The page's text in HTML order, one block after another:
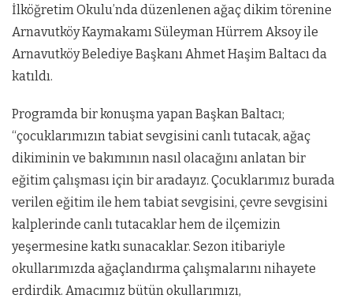
İlköğretim Okulu’nda düzenlenen ağaç dikim törenine
Arnavutköy Kaymakamı Süleyman Hürrem Aksoy ile
Arnavutköy Belediye Başkanı Ahmet Haşim Baltacı da
katıldı.
Programda bir konuşma yapan Başkan Baltacı;
“çocuklarımızın tabiat sevgisini canlı tutacak, ağaç
dikiminin ve bakımının nasıl olacağını anlatan bir
eğitim çalışması için bir aradayız. Çocuklarımız burada
verilen eğitim ile hem tabiat sevgisini, çevre sevgisini
kalplerinde canlı tutacaklar hem de ilçemizin
yeşermesine katkı sunacaklar. Sezon itibariyle
okullarımızda ağaçlandırma çalışmalarını nihayete
erdirdik. Amacımız bütün okullarımızı,